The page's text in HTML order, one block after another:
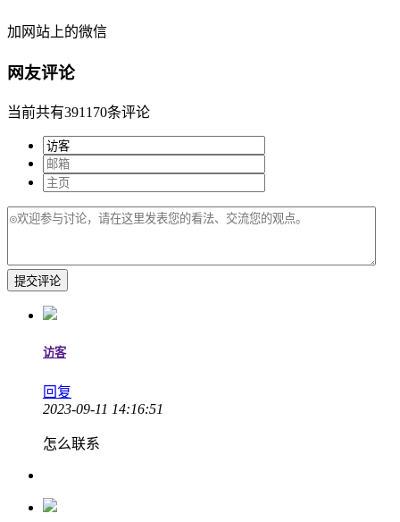
加网站上的微信
网友评论
当前共有391170条评论
提交评论
访客
回复
2023-09-11 14:16:51
怎么联系